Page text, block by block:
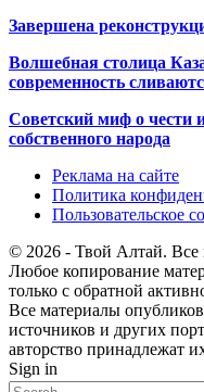
Завершена
Волшебная столица
современность
Советский миф о чести
собственного народа
Реклама на сайте
Политика
Пользовательское
© 2026 - Твой Алтай.
Любое копирование
только с обратной
Все материалы
источников и других
авторство принадлежат
Sign in